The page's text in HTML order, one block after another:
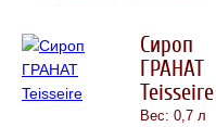
Сироп
ГРАНАТ
Teisseire
Вес: 0,7 л